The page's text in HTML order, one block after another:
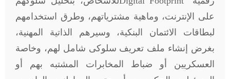
على الإنترنت، وماهية مشترياتهم، وطرق استخدامهم
لبطاقات الائتمان البنكية، وسيرهم الذاتية المهنية،
بغرض إنشاء ملف تعريف سلوكى شامل لهم، وخاصة
العسكريين أو ضباط المخابرات المشتبه بهم أو